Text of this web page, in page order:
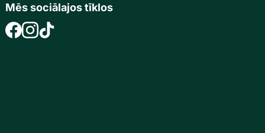
Mēs sociālajos tīklos